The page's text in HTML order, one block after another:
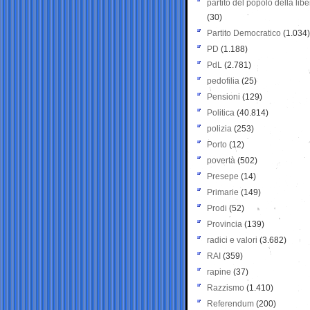
partito del popolo della
(30)
Partito Democratico (1.034)
PD (1.188)
PdL (2.781)
pedofilia (25)
Pensioni (129)
Politica (40.814)
polizia (253)
Porto (12)
povertà (502)
Presepe (14)
Primarie (149)
Prodi (52)
Provincia (139)
radici e valori (3.682)
RAI (359)
rapine (37)
Razzismo (1.410)
Referendum (200)